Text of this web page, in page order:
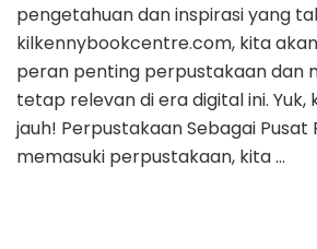
pengetahuan dan inspirasi yang
kilkennybookcentre.com, kita
peran penting perpustakaan dan
tetap relevan di era digital ini. Yuk,
jauh! Perpustakaan Sebagai Pusat
memasuki perpustakaan, kita …